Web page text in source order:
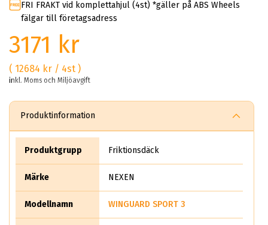
FRI FRAKT vid komplettahjul (4st) *gäller på ABS Wheels
fälgar till företagsadress
3171 kr
( 12684 kr / 4st )
inkl. Moms och Miljöavgift
Produktinformation
Produktgrupp Friktionsdäck
Märke NEXEN
Modellnamn WINGUARD SPORT 3